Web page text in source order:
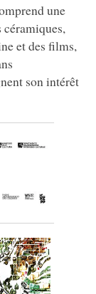
une
et des films,
son intérêt